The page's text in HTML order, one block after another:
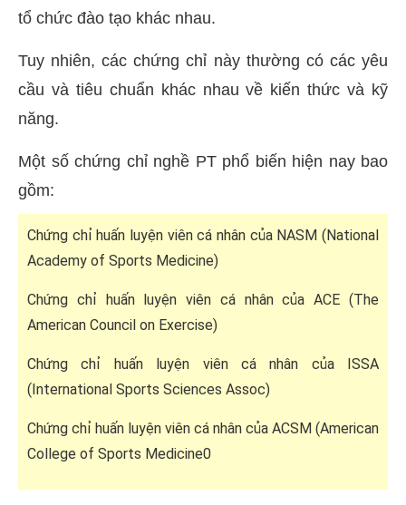
tổ chức đào tạo khác nhau.
Tuy nhiên, các chứng chỉ này thường có các yêu
cầu và tiêu chuẩn khác nhau về kiến thức và kỹ
năng.
Một số chứng chỉ nghề PT phổ biến hiện nay bao
gồm:
Chứng chỉ huấn luyện viên cá nhân của NASM (National
Academy of Sports Medicine)
Chứng chỉ huấn luyện viên cá nhân của ACE (The
American Council on Exercise)
Chứng chỉ huấn luyện viên cá nhân của ISSA
(International Sports Sciences Assoc)
Chứng chỉ huấn luyện viên cá nhân của ACSM (American
College of Sports Medicine0